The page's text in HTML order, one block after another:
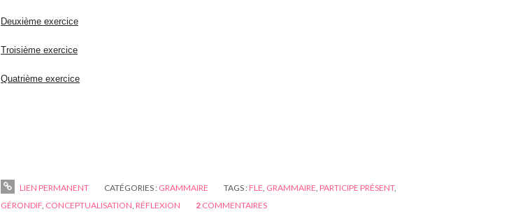
Deuxième exercice
Troisième exercice
Quatrième exercice
LIEN PERMANENT CATÉGORIES : GRAMMAIRE TAGS : FLE GRAMMAIRE PARTICIPE PRÉSENT,
GÉRONDIF CONCEPTUALISATION RÉFLEXION 2 COMMENTAIRES